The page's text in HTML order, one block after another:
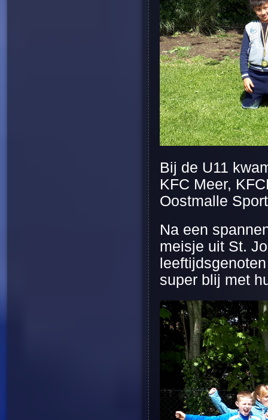
Bij de U11
KFC Meer,
Oostmalle
Na een
meisje uit St.
super blij met